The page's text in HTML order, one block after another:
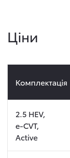
Ціни
Комплектація
2.5 HEV,
e-CVT,
Active